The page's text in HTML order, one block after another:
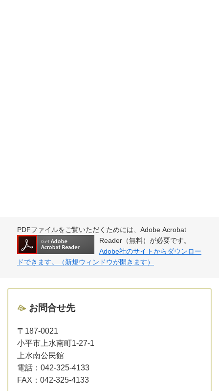
PDFファイルをご覧いただくためには、Adobe Acrobat
Reader（無料）が必要です。
Adobe社のサイトからダウンロー
ドできます。（新規ウィンドウが開きます）
お問合せ先
〒187-0021
小平市上水南町1-27-1
上水南公民館
電話： 042-325-4133
FAX： 042-325-4133